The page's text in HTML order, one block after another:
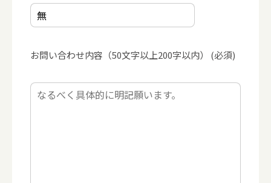
お問い合わせ内容（50文字以上200字以内） (必須)